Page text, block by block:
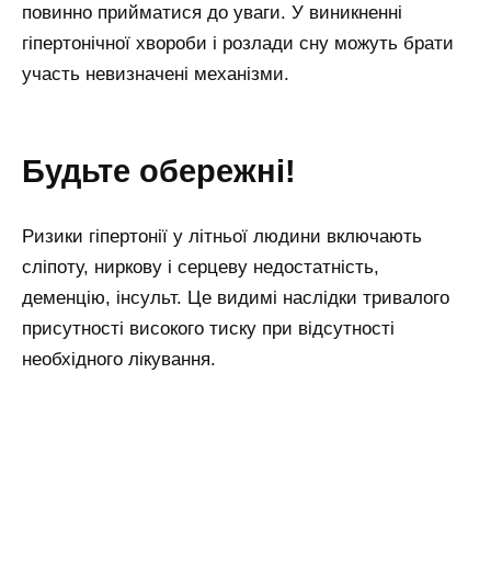
повинно прийматися до уваги. У виникненні
гіпертонічної хвороби і розлади сну можуть брати
участь невизначені механізми.
Будьте обережні!
Ризики гіпертонії у літньої людини включають
сліпоту, ниркову і серцеву недостатність,
деменцію, інсульт. Це видимі наслідки тривалого
присутності високого тиску при відсутності
необхідного лікування.